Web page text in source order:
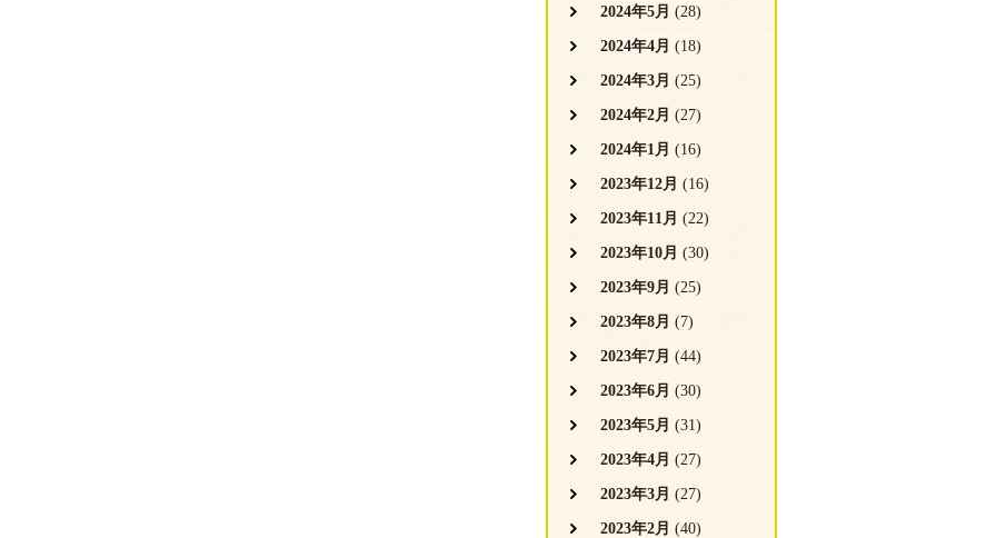
2024年5月 (28)
2024年4月 (18)
2024年3月 (25)
2024年2月 (27)
2024年1月 (16)
2023年12月 (16)
2023年11月 (22)
2023年10月 (30)
2023年9月 (25)
2023年8月 (7)
2023年7月 (44)
2023年6月 (30)
2023年5月 (31)
2023年4月 (27)
2023年3月 (27)
2023年2月 (40)